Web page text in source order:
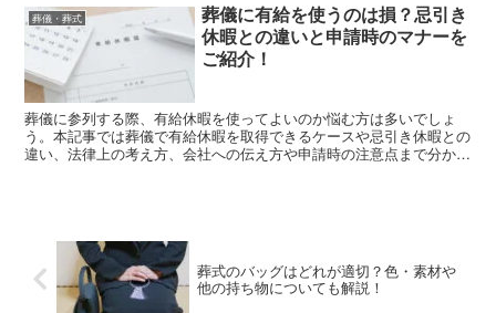
葬儀・葬式
葬儀に有給を使うのは損？忌引き
休暇との違いと申請時のマナーを
ご紹介！
葬儀に参列する際、有給休暇を使ってよいのか悩む方は多いでしょ
う。本記事では葬儀で有給休暇を取得できるケースや忌引き休暇との
違い、法律上の考え方、会社への伝え方や申請時の注意点まで分かり
葬式のバッグはどれが適切？色・素材や
他の持ち物についても解説！